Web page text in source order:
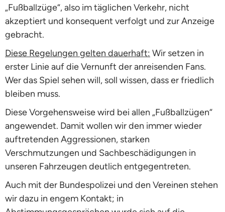
„Fußballzüge“, also im täglichen Verkehr, nicht
akzeptiert und konsequent verfolgt und zur Anzeige
gebracht.
Diese Regelungen gelten dauerhaft: Wir setzen in
erster Linie auf die Vernunft der anreisenden Fans.
Wer das Spiel sehen will, soll wissen, dass er friedlich
bleiben muss.
Diese Vorgehensweise wird bei allen „Fußballzügen“
angewendet. Damit wollen wir den immer wieder
auftretenden Aggressionen, starken
Verschmutzungen und Sachbeschädigungen in
unseren Fahrzeugen deutlich entgegentreten.
Auch mit der Bundespolizei und den Vereinen stehen
wir dazu in engem Kontakt; in